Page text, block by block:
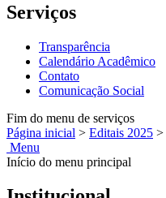
Serviços
Transparência
Calendário Acadêmico
Contato
Comunicação Social
Fim do menu de serviços
Página inicial > Editais 2025 >
Menu
Início do menu principal